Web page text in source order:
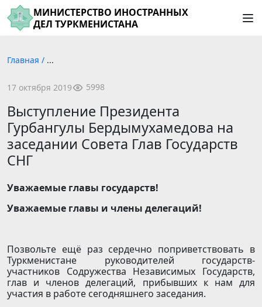
МИНИСТЕРСТВО ИНОСТРАННЫХ
ДЕЛ ТУРКМЕНИСТАНА
Главная / ...
17 октября 2019 5998
Выступление Президента
Гурбангулы Бердымухамедова на
заседании Совета Глав Государств
СНГ
Уважаемые главы государств!
Уважаемые главы и члены делегаций!
Позвольте ещё раз сердечно поприветствовать в
Туркменистане руководителей государств-
участников Содружества Независимых Государств,
глав и членов делегаций, прибывших к нам для
участия в работе сегодняшнего заседания.